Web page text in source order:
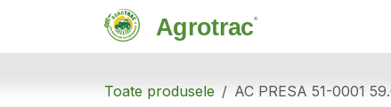
Toate produsele AC PRESA 51-0001